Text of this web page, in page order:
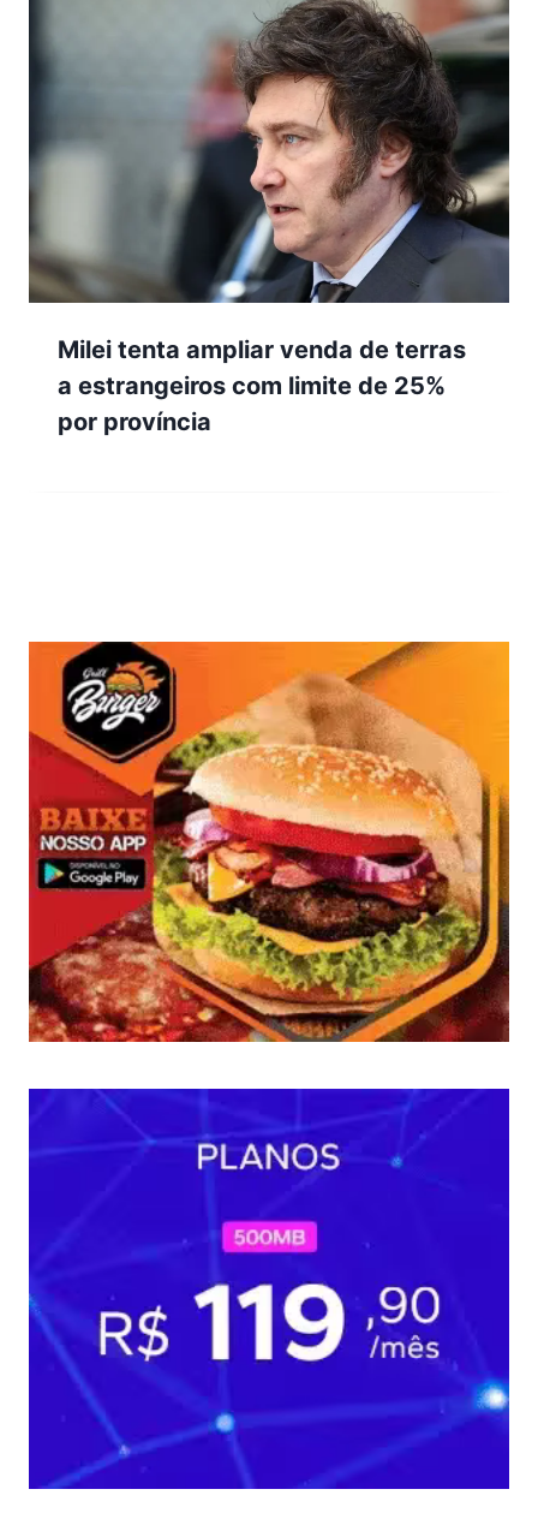
Milei tenta ampliar venda de terras
a estrangeiros com limite de 25%
por província